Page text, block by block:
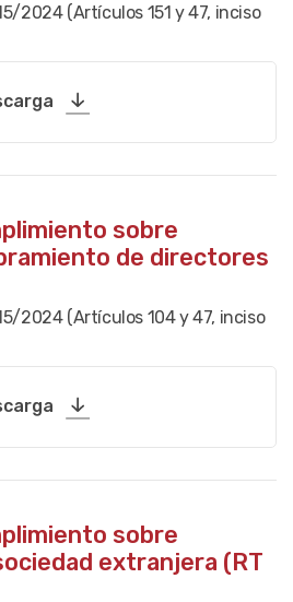
2024 (Artículos 151 y 47, inciso
sobre
de directores
2024 (Artículos 104 y 47, inciso
sobre
extranjera (RT